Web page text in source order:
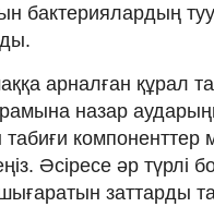
бактериялардың
арналған құрал
назар
табиғи компоненттер
Әсіресе әр түрлі
заттарды